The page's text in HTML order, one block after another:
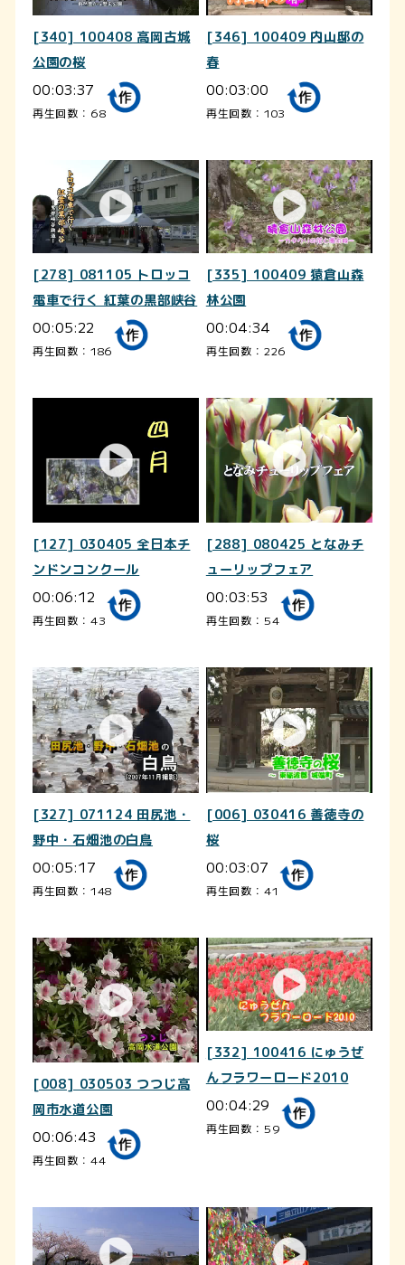
[340] 100408 高岡古城
公園の桜
00:03:37
再生回数：68
[346] 100409 内山邸の
春
00:03:00
再生回数：103
[278] 081105 トロッコ
電車で行く 紅葉の黒部峡谷
00:05:22
再生回数：186
[335] 100409 猿倉山森
林公園
00:04:34
再生回数：226
[127] 030405 全日本チ
ンドンコンクール
00:06:12
再生回数：43
[288] 080425 となみチ
ューリップフェア
00:03:53
再生回数：54
[327] 071124 田尻池・
野中・石畑池の白鳥
00:05:17
再生回数：148
[006] 030416 善徳寺の
桜
00:03:07
再生回数：41
[008] 030503 つつじ高
岡市水道公園
00:06:43
再生回数：44
[332] 100416 にゅうぜ
んフラワーロード2010
00:04:29
再生回数：59